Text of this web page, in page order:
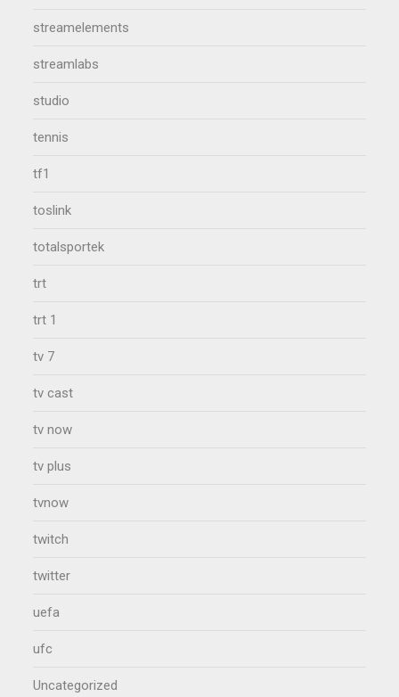
streamelements
streamlabs
studio
tennis
tf1
toslink
totalsportek
trt
trt 1
tv 7
tv cast
tv now
tv plus
tvnow
twitch
twitter
uefa
ufc
Uncategorized